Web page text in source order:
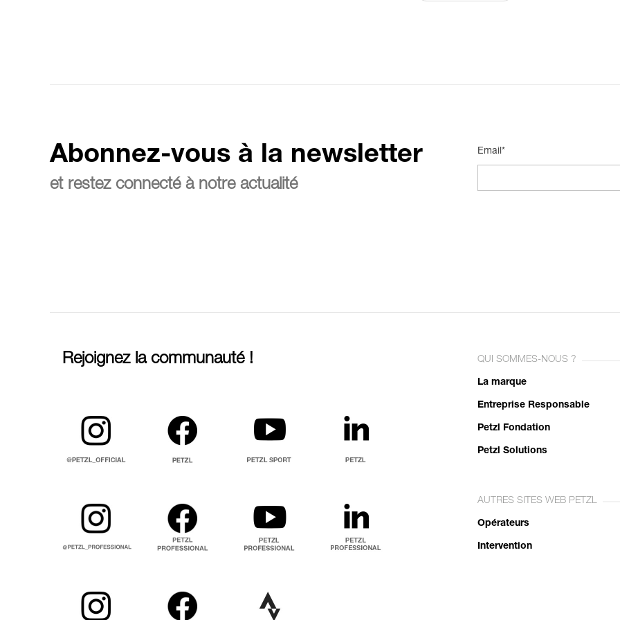
Abonnez-vous à la newsletter
et restez connecté à notre actualité
Email*
Rejoignez la communauté ! QUI SOMMES-NOUS ?
La marque
Entreprise Responsable
Petzl Fondation
Petzl Solutions
AUTRES SITES WEB PETZL
Opérateurs
Intervention